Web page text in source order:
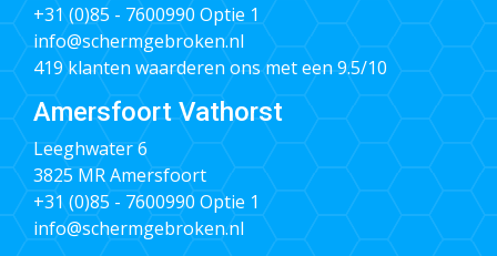
+31 (0)85 - 7600990 Optie 1
info@schermgebroken.nl
419 klanten waarderen ons met een 9.5/10
Amersfoort Vathorst
Leeghwater 6
3825 MR Amersfoort
+31 (0)85 - 7600990 Optie 1
info@schermgebroken.nl